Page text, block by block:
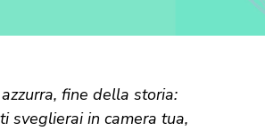
fine della storia:
sveglierai in camera tua,